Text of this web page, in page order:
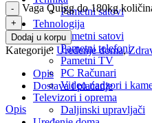
Pametni satovi
Tehnologija
Pametni satovi
Pametni telefoni
Pametni TV
PC Računari
Video nadzori i
Televizori i oprema
Daljinski upravljači
Vaga Quigg do 180kg
Dodaj u korpu
Kategorije: Uređenje doma,
Opis
Dostava i plaćanje
Opis